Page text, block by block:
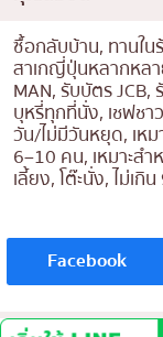
ซื้อกลับบ้าน, ทานใน
สาเกญี่ปุ่นหลากหลา
MAN, รับบัตร
บุหรี่ทุกที่นั่ง, เชฟชา
วัน/ไม่มีวันหยุด, เห
6–10 คน, เหมาะสำ
เลี้ยง, โต๊ะนั่ง, ไม่เกิ
Facebook